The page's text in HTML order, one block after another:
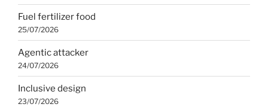
Fuel fertilizer food
25/07/2026
Agentic attacker
24/07/2026
Inclusive design
23/07/2026